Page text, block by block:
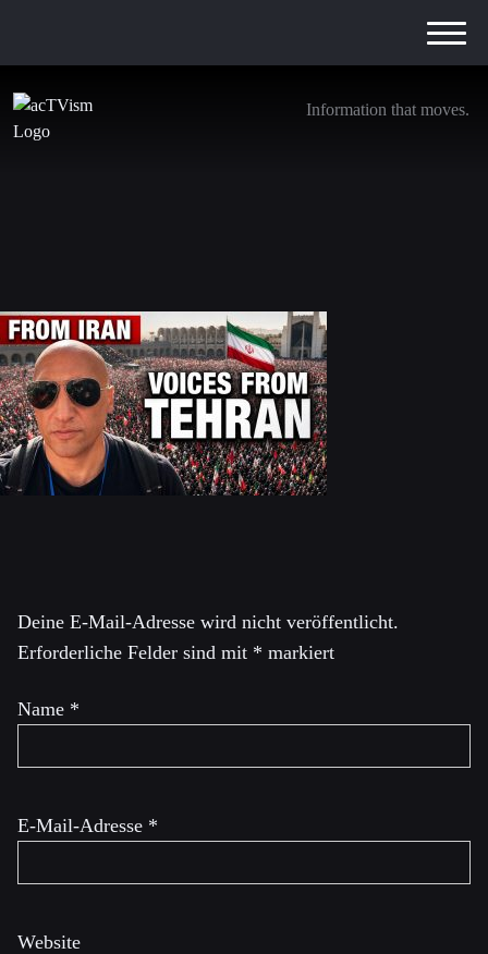
Information that moves.
FROM IRAN: The Voices of Mourners Rarely
Deine E-Mail-Adresse wird nicht veröffentlicht.
Erforderliche Felder sind mit * markiert
Name *
E-Mail-Adresse *
Website